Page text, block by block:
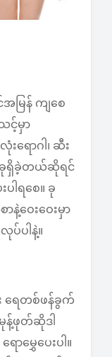
ြန် ကျစေ
င့်မှာ
ရောဂါ၊ ဆီး
ခုခုရှိခဲ့တယ်ဆိုရင်
ါရစေ။ ခု
နဲ့ဝေးဝေးမှာ
လုပ်ပါနဲ့။
ေတစ်ဖန်ခွက်
ဖုတ်ဆိုဒါ
မွှေပေးပါ။